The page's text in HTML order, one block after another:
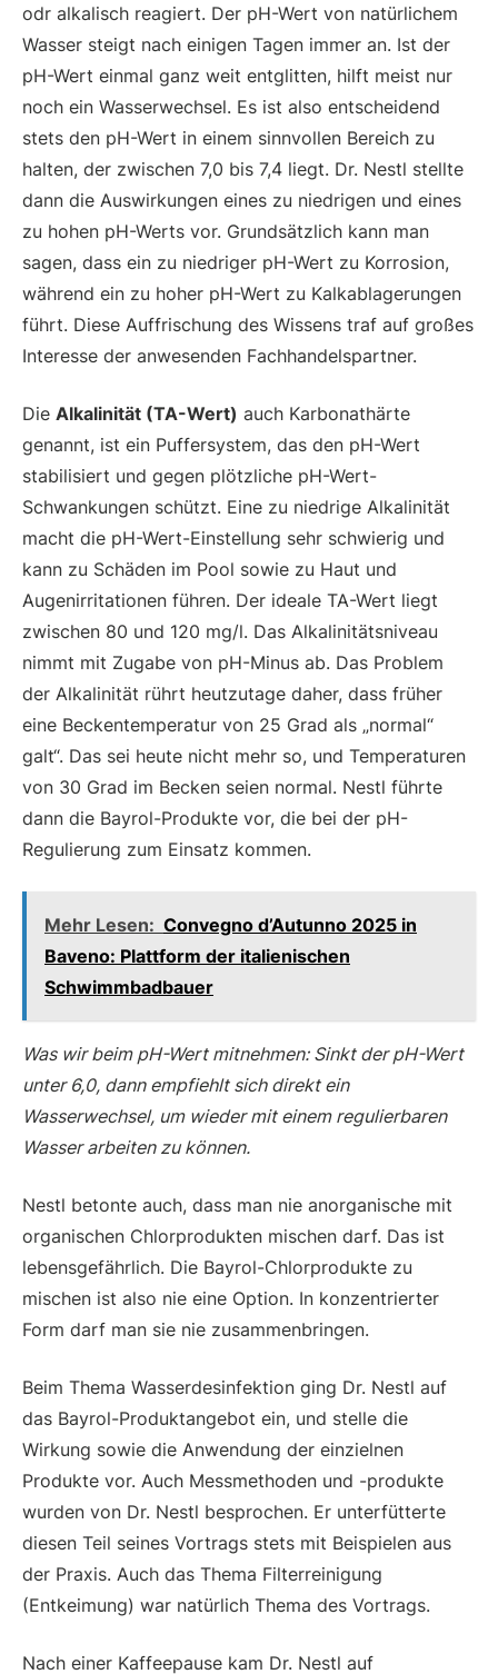
odr alkalisch reagiert. Der pH-Wert von natürlichem
Wasser steigt nach einigen Tagen immer an. Ist der
pH-Wert einmal ganz weit entglitten, hilft meist nur
noch ein Wasserwechsel. Es ist also entscheidend
stets den pH-Wert in einem sinnvollen Bereich zu
halten, der zwischen 7,0 bis 7,4 liegt. Dr. Nestl stellte
dann die Auswirkungen eines zu niedrigen und eines
zu hohen pH-Werts vor. Grundsätzlich kann man
sagen, dass ein zu niedriger pH-Wert zu Korrosion,
während ein zu hoher pH-Wert zu Kalkablagerungen
führt. Diese Auffrischung des Wissens traf auf großes
Interesse der anwesenden Fachhandelspartner.
Die Alkalinität (TA-Wert) auch Karbonathärte
genannt, ist ein Puffersystem, das den pH-Wert
stabilisiert und gegen plötzliche pH-Wert-
Schwankungen schützt. Eine zu niedrige Alkalinität
macht die pH-Wert-Einstellung sehr schwierig und
kann zu Schäden im Pool sowie zu Haut und
Augenirritationen führen. Der ideale TA-Wert liegt
zwischen 80 und 120 mg/l. Das Alkalinitätsniveau
nimmt mit Zugabe von pH-Minus ab. Das Problem
der Alkalinität rührt heutzutage daher, dass früher
eine Beckentemperatur von 25 Grad als „normal“
galt“. Das sei heute nicht mehr so, und Temperaturen
von 30 Grad im Becken seien normal. Nestl führte
dann die Bayrol-Produkte vor, die bei der pH-
Regulierung zum Einsatz kommen.
Mehr Lesen: Convegno d’Autunno 2025 in
Baveno: Plattform der italienischen
Schwimmbadbauer
Was wir beim pH-Wert mitnehmen: Sinkt der pH-Wert
unter 6,0, dann empfiehlt sich direkt ein
Wasserwechsel, um wieder mit einem regulierbaren
Wasser arbeiten zu können.
Nestl betonte auch, dass man nie anorganische mit
organischen Chlorprodukten mischen darf. Das ist
lebensgefährlich. Die Bayrol-Chlorprodukte zu
mischen ist also nie eine Option. In konzentrierter
Form darf man sie nie zusammenbringen.
Beim Thema Wasserdesinfektion ging Dr. Nestl auf
das Bayrol-Produktangebot ein, und stelle die
Wirkung sowie die Anwendung der einzielnen
Produkte vor. Auch Messmethoden und -produkte
wurden von Dr. Nestl besprochen. Er unterfütterte
diesen Teil seines Vortrags stets mit Beispielen aus
der Praxis. Auch das Thema Filterreinigung
(Entkeimung) war natürlich Thema des Vortrags.
Nach einer Kaffeepause kam Dr. Nestl auf